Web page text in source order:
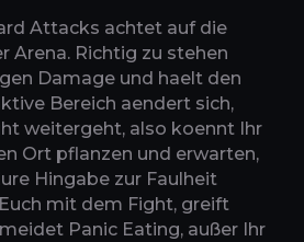
Attacks achtet auf die
Arena. Richtig zu stehen
Damage und haelt den
Bereich aendert sich,
weitergeht, also koennt Ihr
Ort pflanzen und erwarten,
Hingabe zur Faulheit
mit dem Fight, greift
Panic Eating, außer Ihr